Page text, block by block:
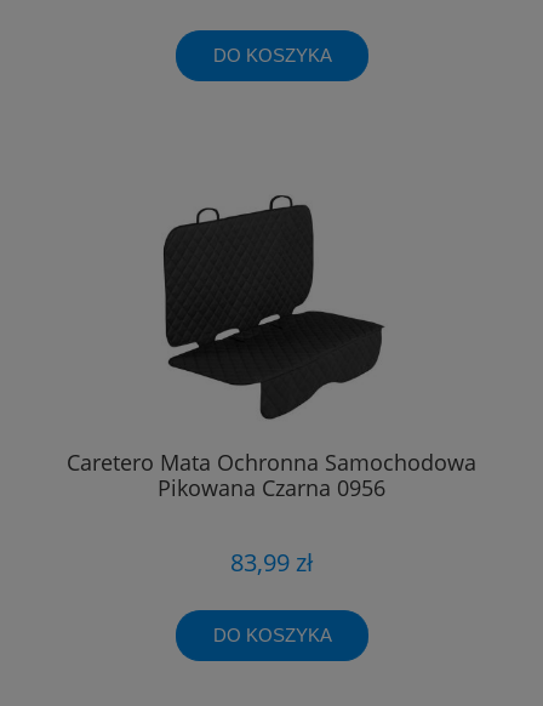
DO KOSZYKA
Caretero Mata Ochronna Samochodowa
Pikowana Czarna 0956
83,99 zł
DO KOSZYKA